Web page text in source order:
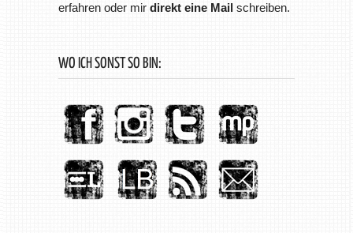
erfahren oder mir direkt eine Mailschreiben.
WO ICH SONST SO BIN: